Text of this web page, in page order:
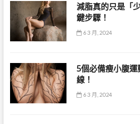
減脂真的只是「
鍵步驟！
6 3 月, 2024
5個必備瘦小腹
線！
6 3 月, 2024